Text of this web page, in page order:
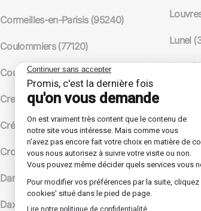
Cormeilles-en-Parisis (95240)
Coulommiers (77120)
Courbevoie (92400)
Creil (60100)
Créteil (94000)
Croix (59170)
Dammarie-les-Lys (77190)
Dax (40100)
Lunel
Lyon